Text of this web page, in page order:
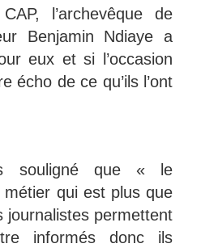
l’archevêque de
Benjamin Ndiaye a
eux et si l’occasion
écho de ce qu’ils l’ont
souligné que « le
qui est plus que
journalistes permettent
informés donc ils